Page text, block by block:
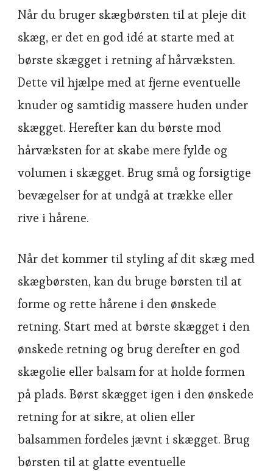
Når du bruger skægbørsten til at pleje dit
skæg, er det en god idé at starte med at
børste skægget i retning af hårvæksten.
Dette vil hjælpe med at fjerne eventuelle
knuder og samtidig massere huden under
skægget. Herefter kan du børste mod
hårvæksten for at skabe mere fylde og
volumen i skægget. Brug små og forsigtige
bevægelser for at undgå at trække eller
rive i hårene.
Når det kommer til styling af dit skæg med
skægbørsten, kan du bruge børsten til at
forme og rette hårene i den ønskede
retning. Start med at børste skægget i den
ønskede retning og brug derefter en god
skægolie eller balsam for at holde formen
på plads. Børst skægget igen i den ønskede
retning for at sikre, at olien eller
balsammen fordeles jævnt i skægget. Brug
børsten til at glatte eventuelle